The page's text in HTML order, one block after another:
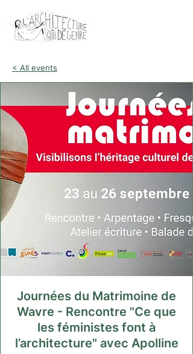
< All events
Journées du Matrimoine de
Wavre - Rencontre "Ce que
les féministes font à
l’architecture" avec Apolline